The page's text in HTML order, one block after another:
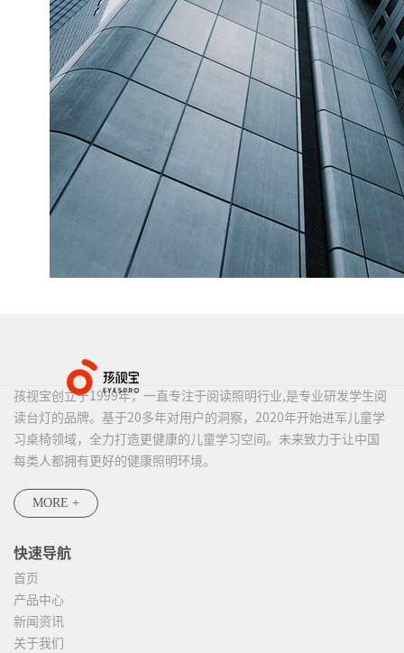
孩视宝创立于1999年，一直专注于阅读照明行业,是专业研发学生阅
读台灯的品牌。基于20多年对用户的洞察，2020年开始进军儿童学
习桌椅领域，全力打造更健康的儿童学习空间。未来致力于让中国
每类人都拥有更好的健康照明环境。
MORE +
快速导航
首页
产品中心
新闻资讯
关于我们